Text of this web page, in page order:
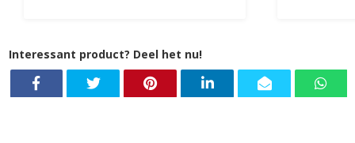
Interessant product? Deel het nu!